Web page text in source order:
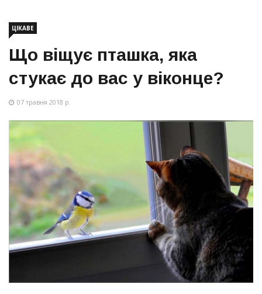
ЦІКАВЕ
Що віщує пташка, яка
стукає до вас у віконце?
07 травня 2018 р.